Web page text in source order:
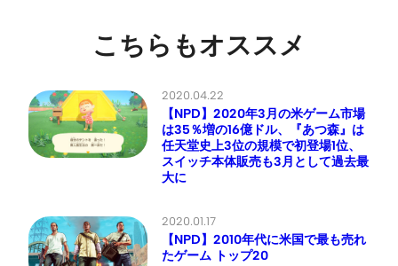
こちらもオススメ
2020.04.22
【NPD】2020年3月の米ゲーム市場
は35％増の16億ドル、『あつ森』は
任天堂史上3位の規模で初登場1位、
スイッチ本体販売も3月として過去最
大に
2020.01.17
【NPD】2010年代に米国で最も売れ
たゲーム トップ20